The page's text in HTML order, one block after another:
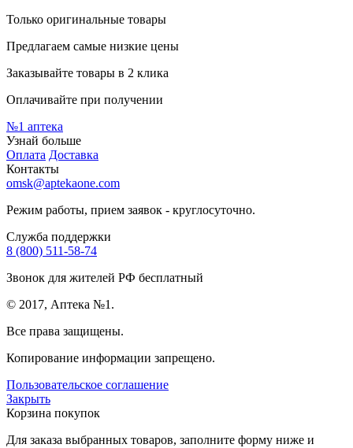
Только оригинальные товары
Предлагаем самые низкие цены
Заказывайте товары в 2 клика
Оплачивайте при получении
№1 аптека
Узнай больше
Оплата Доставка
Контакты
omsk@aptekaone.com
Режим работы, прием заявок - круглосуточно.
Служба поддержки
8 (800) 511-58-74
Звонок для жителей РФ бесплатный
© 2017, Аптека №1.
Все права защищены.
Копирование информации запрещено.
Пользовательское соглашение
Закрыть
Корзина покупок
Для заказа выбранных товаров, заполните форму ниже и